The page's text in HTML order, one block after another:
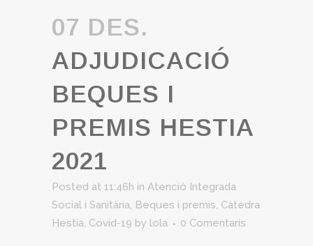
07 DES.
ADJUDICACIÓ
BEQUES I
PREMIS HESTIA
2021
Posted at 11:46h in Atenció Integrada
Social i Sanitària, Beques i premis, Càtedra
Hestia, Covid-19 by lola 0 Comentaris